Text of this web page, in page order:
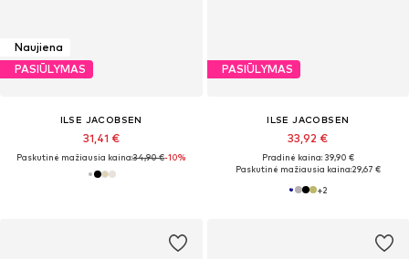
Naujiena
PASIŪLYMAS
ILSE JACOBSEN
31,41 €
Paskutinė mažiausia kaina:34,90 €-10%
PASIŪLYMAS
ILSE JACOBSEN
33,92 €
Pradinė kaina: 39,90 €
Paskutinė mažiausia kaina:29,67 €
+2